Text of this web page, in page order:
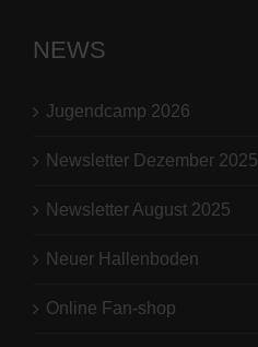
NEWS
Jugendcamp 2026
Newsletter Dezember 2025
Newsletter August 2025
Neuer Hallenboden
Online Fan-shop